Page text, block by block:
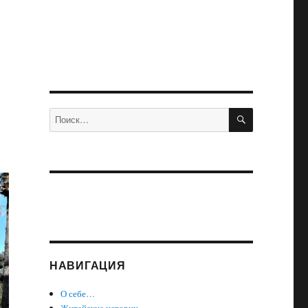
Искать: ПОИСК
НАВИГАЦИЯ
О себе…